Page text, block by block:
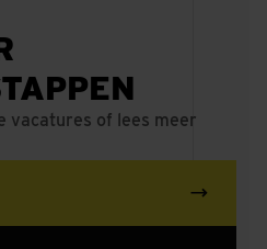
vacatures of lees meer